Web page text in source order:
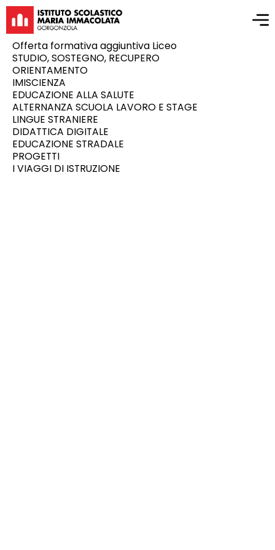
Offerta formativa aggiuntiva Liceo
STUDIO, SOSTEGNO, RECUPERO
ORIENTAMENTO
IMISCIENZA
EDUCAZIONE ALLA SALUTE
ALTERNANZA SCUOLA LAVORO E STAGE
LINGUE STRANIERE
DIDATTICA DIGITALE
EDUCAZIONE STRADALE
PROGETTI
I VIAGGI DI ISTRUZIONE